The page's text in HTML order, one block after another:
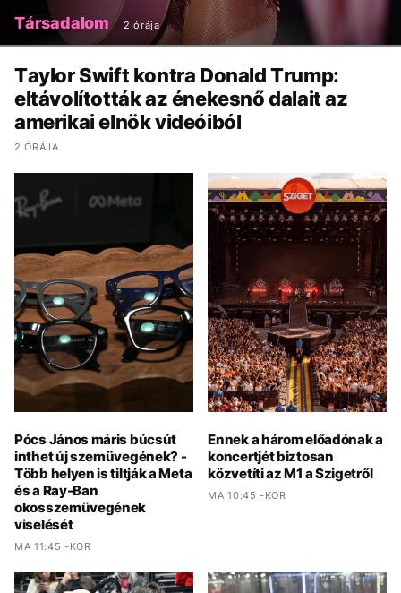
Társadalom 2 órája
Taylor Swift kontra Donald Trump:
eltávolították az énekesnő dalait az
amerikai elnök videóiból
2 ÓRÁJA
Pócs János máris búcsút
inthet új szemüvegének? -
Több helyen is tiltják a Meta
és a Ray-Ban
okosszemüvegének
viselését
MA 11:45 -KOR
Ennek a három előadónak a
koncertjét biztosan
közvetíti az M1 a Szigetről
MA 10:45 -KOR